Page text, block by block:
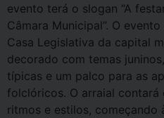
evento terá o slogan “A
Câmara Municipal”. O
Casa Legislativa da capital
decorado com temas
típicas e um palco para as
folclóricos. O arraial contará
ritmos e estilos, começando